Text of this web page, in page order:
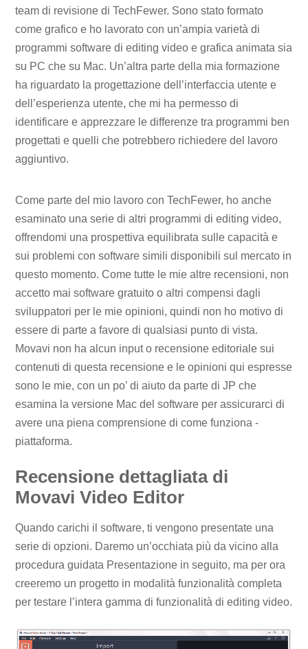
team di revisione di TechFewer. Sono stato formato
come grafico e ho lavorato con un’ampia varietà di
programmi software di editing video e grafica animata sia
su PC che su Mac. Un’altra parte della mia formazione
ha riguardato la progettazione dell’interfaccia utente e
dell’esperienza utente, che mi ha permesso di
identificare e apprezzare le differenze tra programmi ben
progettati e quelli che potrebbero richiedere del lavoro
aggiuntivo.
Come parte del mio lavoro con TechFewer, ho anche
esaminato una serie di altri programmi di editing video,
offrendomi una prospettiva equilibrata sulle capacità e
sui problemi con software simili disponibili sul mercato in
questo momento. Come tutte le mie altre recensioni, non
accetto mai software gratuito o altri compensi dagli
sviluppatori per le mie opinioni, quindi non ho motivo di
essere di parte a favore di qualsiasi punto di vista.
Movavi non ha alcun input o recensione editoriale sui
contenuti di questa recensione e le opinioni qui espresse
sono le mie, con un po’ di aiuto da parte di JP che
esamina la versione Mac del software per assicurarci di
avere una piena comprensione di come funziona -
piattaforma.
Recensione dettagliata di
Movavi Video Editor
Quando carichi il software, ti vengono presentate una
serie di opzioni. Daremo un’occhiata più da vicino alla
procedura guidata Presentazione in seguito, ma per ora
creeremo un progetto in modalità funzionalità completa
per testare l’intera gamma di funzionalità di editing video.